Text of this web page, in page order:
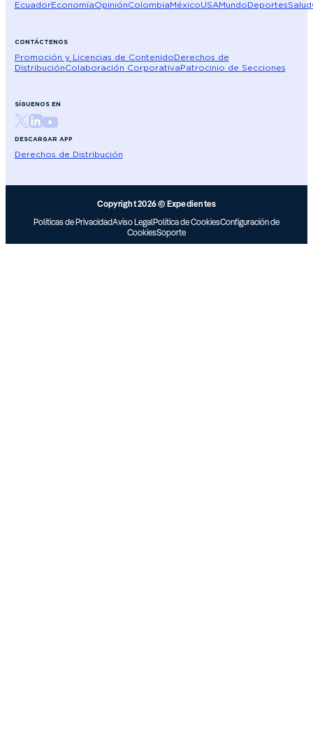
EcuadorEconomíaOpiniónColombiaMéxicoUSAMundoDeportesSalud
CONTÁCTENOS
Promoción y Licencias de ContenidoDerechos de
DistribuciónColaboración CorporativaPatrocinio de Secciones
SÍGUENOS EN
DESCARGAR APP
Derechos de Distribución
Copyright 2026 © Expedientes
Políticas de PrivacidadAviso LegalPolítica de CookiesConfiguración de
CookiesSoporte